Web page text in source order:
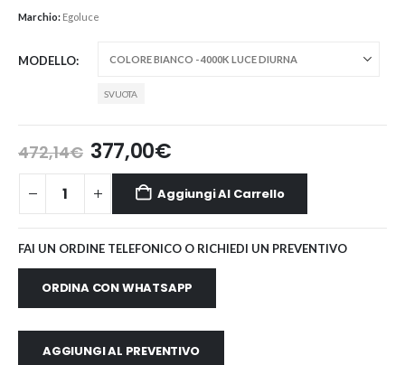
Marchio: Egoluce
MODELLO
SVUOTA
472,14€ Il
prezzo
originale
era:
472,14€.
377,00€Il
prezzo
attuale
è:
377,00€.
Aggiungi Al Carrello
FAI UN ORDINE TELEFONICO O RICHIEDI UN PREVENTIVO
ORDINA CON WHATSAPP
AGGIUNGI AL PREVENTIVO